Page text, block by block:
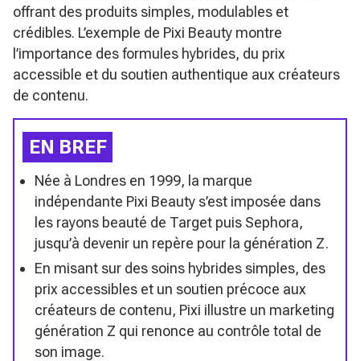
offrant des produits simples, modulables et
crédibles. L’exemple de Pixi Beauty montre
l’importance des formules hybrides, du prix
accessible et du soutien authentique aux créateurs
de contenu.
EN BREF
Née à Londres en 1999, la marque
indépendante Pixi Beauty s’est imposée dans
les rayons beauté de Target puis Sephora,
jusqu’à devenir un repère pour la génération Z.
En misant sur des soins hybrides simples, des
prix accessibles et un soutien précoce aux
créateurs de contenu, Pixi illustre un marketing
génération Z qui renonce au contrôle total de
son image.